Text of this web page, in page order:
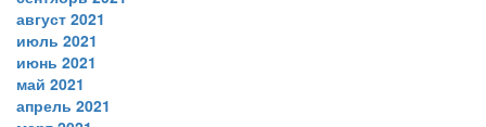
август 2021
июль 2021
июнь 2021
май 2021
апрель 2021